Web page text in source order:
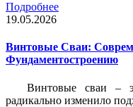
Подробнее
19.05.2026
Винтовые Сваи:
Фундаментостроению
Винтовые сваи –
радикально изменило